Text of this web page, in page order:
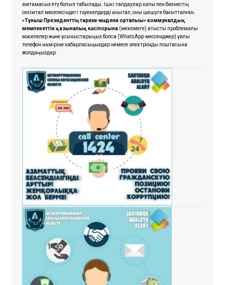
қамтамасыз ету болып табылады. Ішкі талдаулар халық пен бизнестің
сезімтал меселесіндегі тәуекелдерді анықтап, оны шешуге бағытталған.
«Тұнғыш Президенттің тарихи-мәдени орталығы» коммуналдық
мемлекеттік қазыналық кәсіпорынға(мекемеге) қатысты проблемалық
мәселелер және ұсыныстарыңыз болса (WhatsApp мессенджер) ұялы
телефон нөміріне хабарласыңыздар немесе электрондық поштасына
жолдаңыздар.